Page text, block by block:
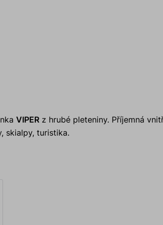
VIPERz hrubé pleteniny. Příjemná
skialpy, turistika.